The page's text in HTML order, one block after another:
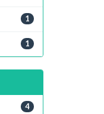
1
1
4